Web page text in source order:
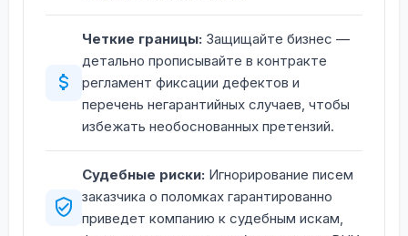
Четкие границы: Защищайте бизнес —
детально прописывайте в контракте
регламент фиксации дефектов и
перечень негарантийных случаев, чтобы
избежать необоснованных претензий.
Судебные риски: Игнорирование писем
заказчика о поломках гарантированно
приведет компанию к судебным искам,